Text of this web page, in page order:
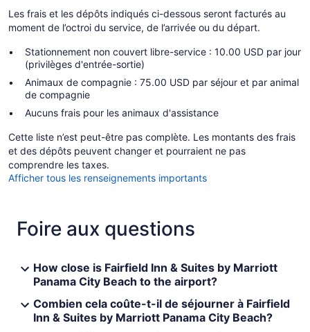
Les frais et les dépôts indiqués ci-dessous seront facturés au
moment de l’octroi du service, de l’arrivée ou du départ.
Stationnement non couvert libre-service : 10.00 USD par jour
(privilèges d'entrée-sortie)
Animaux de compagnie : 75.00 USD par séjour et par animal
de compagnie
Aucuns frais pour les animaux d'assistance
Cette liste n’est peut-être pas complète. Les montants des frais
et des dépôts peuvent changer et pourraient ne pas
comprendre les taxes.
Afficher tous les renseignements importants
Foire aux questions
How close is Fairfield Inn & Suites by Marriott
Panama City Beach to the airport?
Combien cela coûte-t-il de séjourner à Fairfield
Inn & Suites by Marriott Panama City Beach?